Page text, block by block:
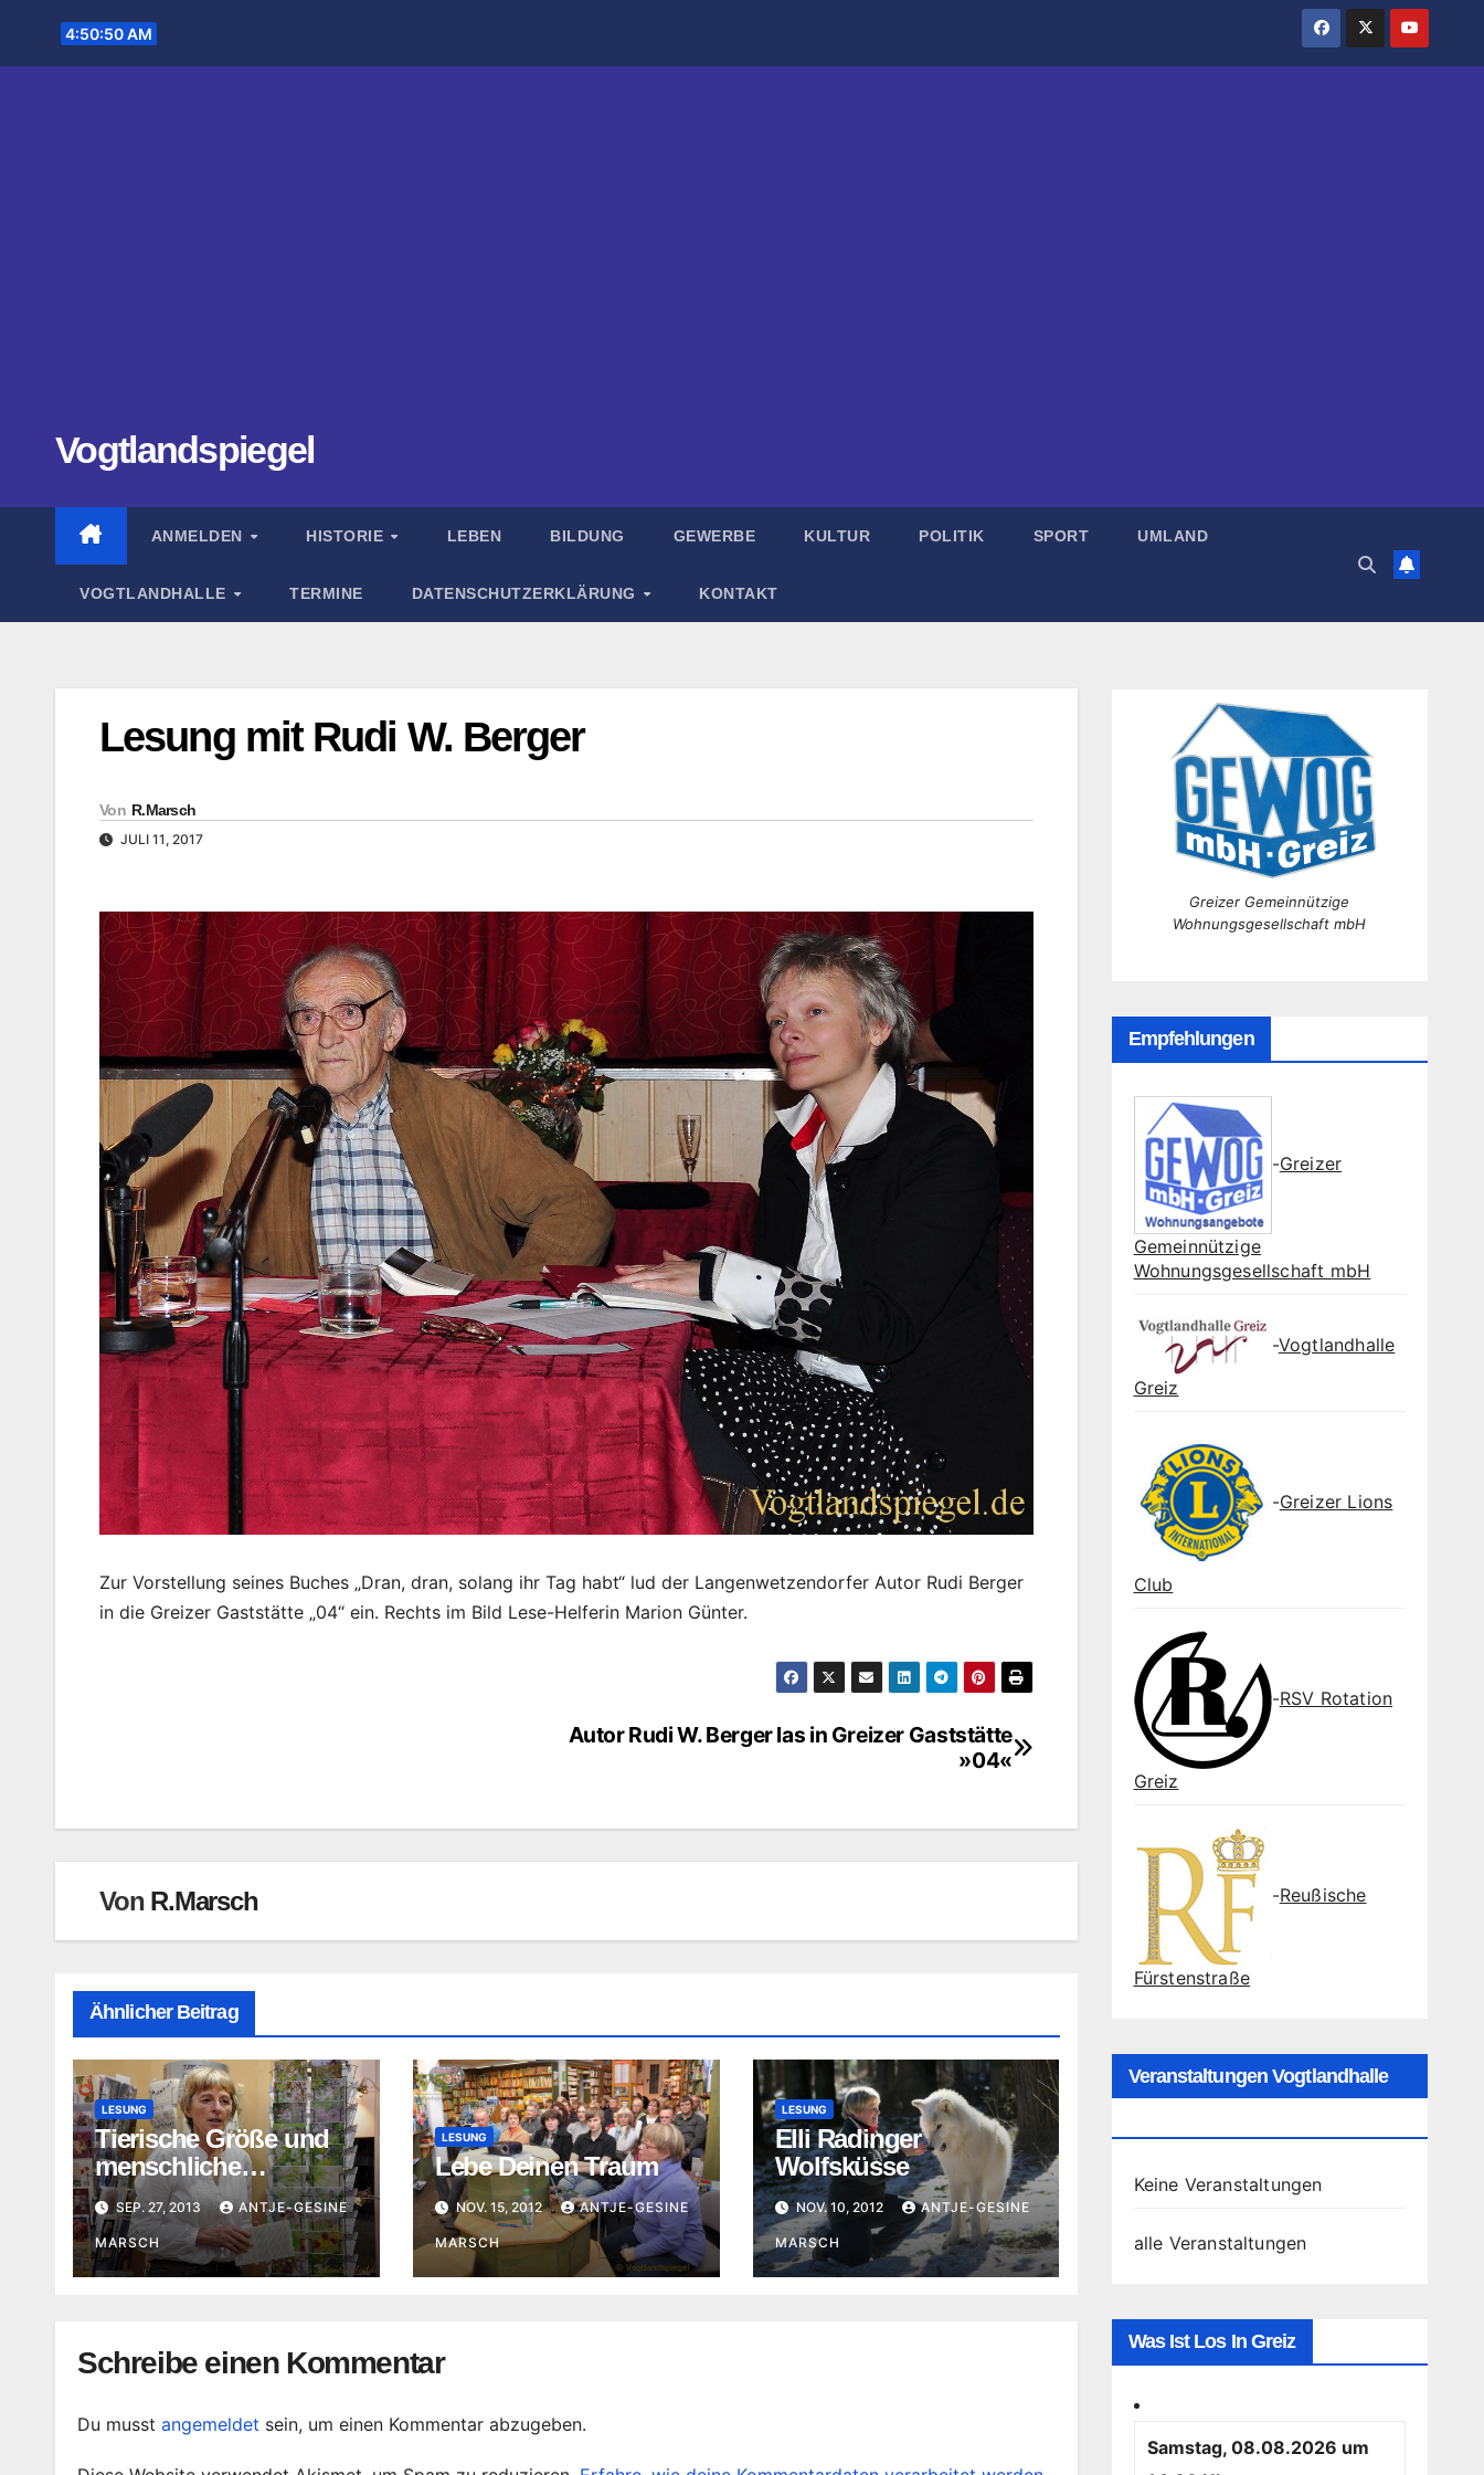
4:50:51 AM
Vogtlandspiegel
ANMELDEN HISTORIE LEBEN BILDUNG GEWERBE KULTUR POLITIK SPORT UMLAND
VOGTLANDHALLE TERMINE DATENSCHUTZERKLÄRUNG KONTAKT
Lesung mit Rudi W. Berger
Von R.Marsch
JULI 11, 2017
Zur Vorstellung seines Buches „Dran, dran, solang ihr Tag habt“ lud der Langenwetzendorfer Autor Rudi Berger
in die Greizer Gaststätte „04“ ein. Rechts im Bild Lese-Helferin Marion Günter.
Autor Rudi W. Berger las in Greizer Gaststätte
»04«
Von R.Marsch
Ähnlicher Beitrag
LESUNG
Tierische Größe und
menschliche
Schwäche im Greizer
»Bücherwurm«
SEP. 27, 2013 ANTJE-GESINE
MARSCH
LESUNG
Lebe Deinen Traum
NOV. 15, 2012 ANTJE-GESINE
MARSCH
LESUNG
Elli Radinger
Wolfsküsse
NOV. 10, 2012 ANTJE-GESINE
MARSCH
Schreibe einen Kommentar
Du musst angemeldet sein, um einen Kommentar abzugeben.
Greizer Gemeinnützige
Wohnungsgesellschaft mbH
Empfehlungen
-Greizer
Gemeinnützige
Wohnungsgesellschaft mbH
-Vogtlandhalle
Greiz
-Greizer Lions
Club
-RSV Rotation
Greiz
-Reußische
Fürstenstraße
Veranstaltungen Vogtlandhalle
Keine Veranstaltungen
alle Veranstaltungen
Was Ist Los In Greiz
Samstag, 08.08.2026 um